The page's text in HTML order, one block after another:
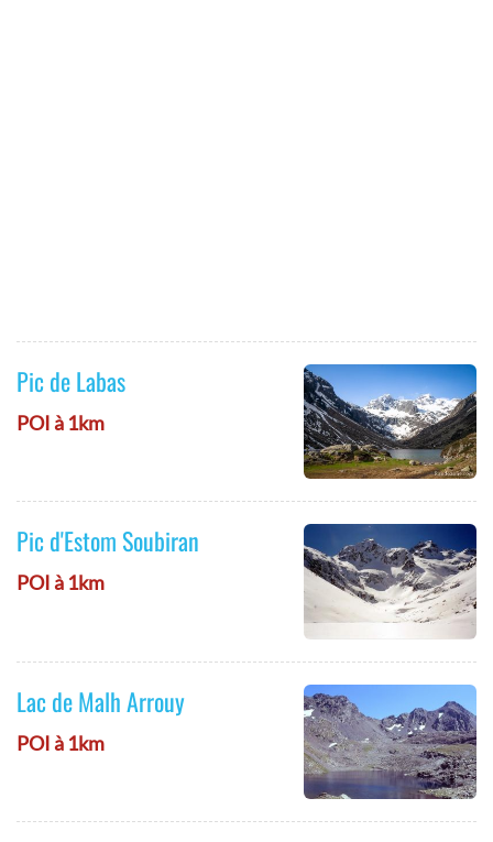
Pic de Labas
POI à 1km
Pic d'Estom Soubiran
POI à 1km
Lac de Malh Arrouy
POI à 1km